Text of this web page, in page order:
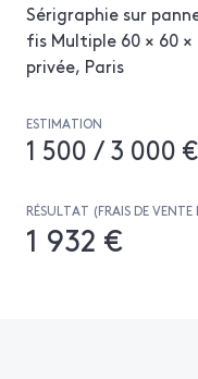
Sérigraphie sur
fis Multiple 60 × 60
privée, Paris
ESTIMATION
1 500 / 3 000 €
RÉSULTAT (FRAIS DE
1 932 €